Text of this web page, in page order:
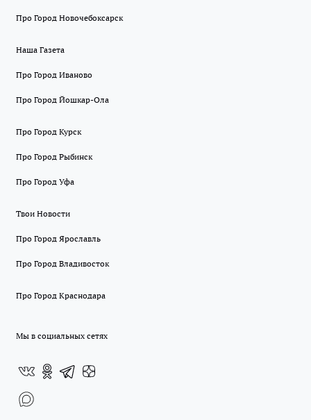
Про Город Новочебоксарск
Наша Газета
Про Город Иваново
Про Город Йошкар-Ола
Про Город Курск
Про Город Рыбинск
Про Город Уфа
Твои Новости
Про Город Ярославль
Про Город Владивосток
Про Город Краснодара
Мы в социальных сетях